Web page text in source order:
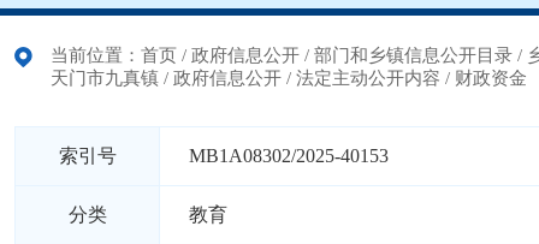
当前位置： 首页 / 政府信息公开 / 部门和乡镇信息公开目录 /
天门市九真镇 / 政府信息公开 / 法定主动公开内容 / 财政资金
索引号 MB1A08302/2025-40153
分类 教育